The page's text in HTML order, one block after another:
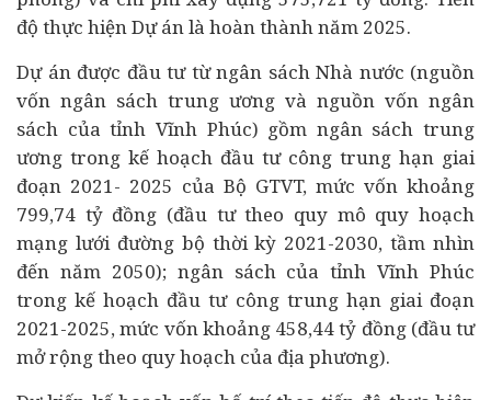
độ thực hiện Dự án là hoàn thành năm 2025.
Dự án được đầu tư từ ngân sách Nhà nước (nguồn
vốn ngân sách trung ương và nguồn vốn ngân
sách của tỉnh Vĩnh Phúc) gồm ngân sách trung
ương trong kế hoạch đầu tư công trung hạn giai
đoạn 2021- 2025 của Bộ GTVT, mức vốn khoảng
799,74 tỷ đồng (đầu tư theo quy mô quy hoạch
mạng lưới đường bộ thời kỳ 2021-2030, tầm nhìn
đến năm 2050); ngân sách của tỉnh Vĩnh Phúc
trong kế hoạch đầu tư công trung hạn giai đoạn
2021-2025, mức vốn khoảng 458,44 tỷ đồng (đầu tư
mở rộng theo quy hoạch của địa phương).